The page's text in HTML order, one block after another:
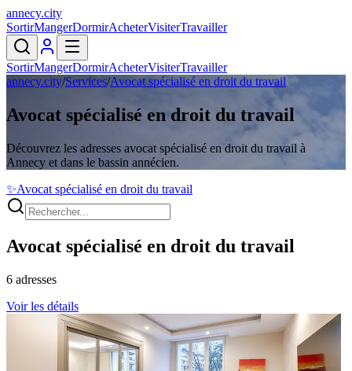
annecy.city
SortirMangerDormirAcheterVisiterTravailler
SortirMangerDormirAcheterVisiterTravailler
annecy.city/Services/Avocat spécialisé en droit du travail
Avocat spécialisé en droit du travail
Découvrez les adresses avocat spécialisé en droit du travail à
Annecy et dans le bassin annécien.
✨Avocat spécialisé en droit du travail
Avocat spécialisé en droit du travail
6 adresses
Voir les détails